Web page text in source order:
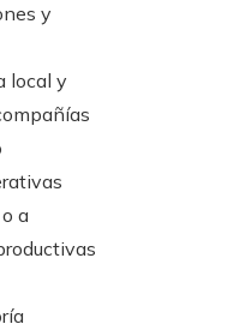
y
local y
a